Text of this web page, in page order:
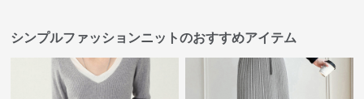
シンプルファッションニットのおすすめアイテム